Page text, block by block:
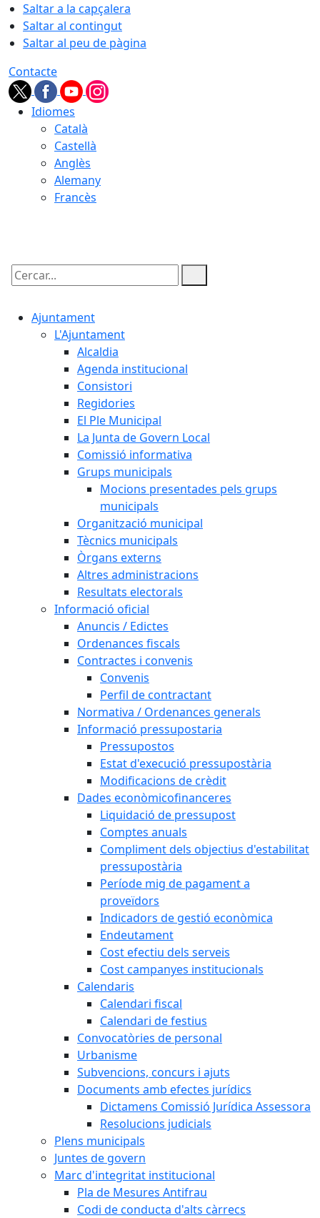
Saltar a la capçalera
Saltar al contingut
Saltar al peu de pàgina
Contacte
Idiomes
Català
Castellà
Anglès
Alemany
Francès
Cercar:
Ajuntament
L'Ajuntament
Alcaldia
Agenda institucional
Consistori
Regidories
El Ple Municipal
La Junta de Govern Local
Comissió informativa
Grups municipals
Mocions presentades pels grups
municipals
Organització municipal
Tècnics municipals
Òrgans externs
Altres administracions
Resultats electorals
Informació oficial
Anuncis / Edictes
Ordenances fiscals
Contractes i convenis
Convenis
Perfil de contractant
Normativa / Ordenances generals
Informació pressupostaria
Pressupostos
Estat d'execució pressupostària
Modificacions de crèdit
Dades econòmicofinanceres
Liquidació de pressupost
Comptes anuals
Compliment dels objectius d'estabilitat
pressupostària
Període mig de pagament a
proveïdors
Indicadors de gestió econòmica
Endeutament
Cost efectiu dels serveis
Cost campanyes institucionals
Calendaris
Calendari fiscal
Calendari de festius
Convocatòries de personal
Urbanisme
Subvencions, concurs i ajuts
Documents amb efectes jurídics
Dictamens Comissió Jurídica Assessora
Resolucions judicials
Plens municipals
Juntes de govern
Marc d'integritat institucional
Pla de Mesures Antifrau
Codi de conducta d'alts càrrecs